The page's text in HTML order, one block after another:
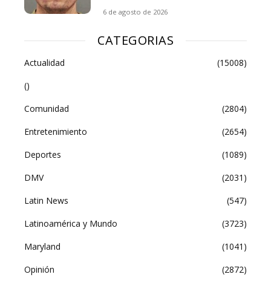
6 de agosto de 2026
CATEGORIAS
Actualidad
(15008)
()
Comunidad
(2804)
Entretenimiento
(2654)
Deportes
(1089)
DMV
(2031)
Latin News
(547)
Latinoamérica y Mundo
(3723)
Maryland
(1041)
Opinión
(2872)